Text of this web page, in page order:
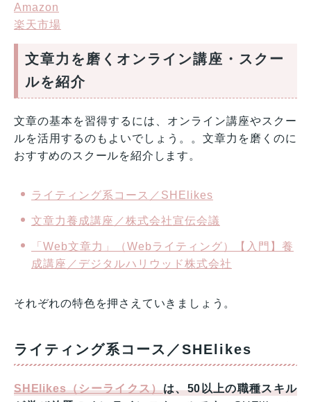
Amazon
楽天市場
文章力を磨くオンライン講座・スクー
ルを紹介
文章の基本を習得するには、オンライン講座やスクー
ルを活用するのもよいでしょう。。文章力を磨くのに
おすすめのスクールを紹介します。
ライティング系コース／SHElikes
文章力養成講座／株式会社宣伝会議
「Web文章力」（Webライティング）【入門】養
成講座／デジタルハリウッド株式会社
それぞれの特色を押さえていきましょう。
ライティング系コース／SHElikes
SHElikes（シーライクス）は、50以上の職種スキル